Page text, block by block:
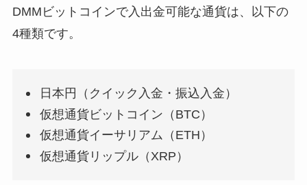
DMMビットコインで入出金可能な通貨は、以下の
4種類です。
日本円（クイック入金・振込入金）
仮想通貨ビットコイン（BTC）
仮想通貨イーサリアム（ETH）
仮想通貨リップル（XRP）